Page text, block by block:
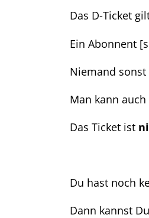
Das D-Ticket
Ein Abonnent
Niemand
Man kann auch
Das Ticket ist
Du hast noch
Dann kannst